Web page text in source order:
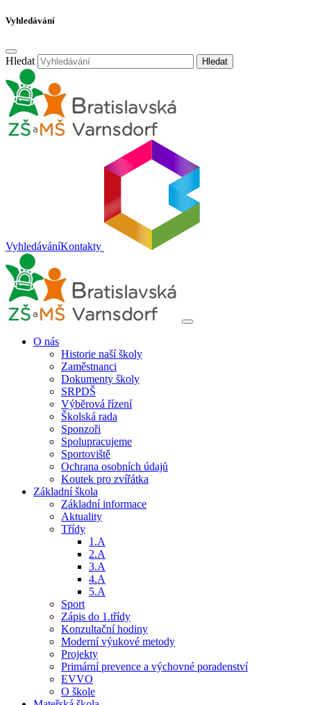
Vyhledávání
Hledat Hledat
VyhledáváníKontakty
O nás
Historie naší školy
Zaměstnanci
Dokumenty školy
SRPDŠ
Výběrová řízení
Školská rada
Sponzoři
Spolupracujeme
Sportoviště
Ochrana osobních údajů
Koutek pro zvířátka
Základní škola
Základní informace
Aktuality
Třídy
1.A
2.A
3.A
4.A
5.A
Sport
Zápis do 1.třídy
Konzultační hodiny
Moderní výukové metody
Projekty
Primární prevence a výchovné poradenství
EVVO
O škole